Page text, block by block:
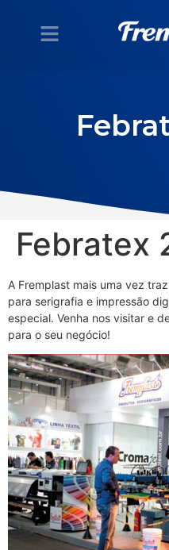
Febratex
A Fremplast mais uma vez
para serigrafia e impressão
especial. Venha nos visitar e
para o seu negócio!